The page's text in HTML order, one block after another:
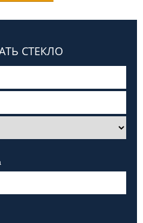
СТЕКЛО